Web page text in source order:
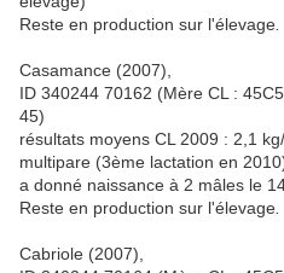
Reste en production sur l'élevage
Casamance (2007),
ID 340244 70162 (Mère CL :
45)
résultats moyens CL 2009 : 2,1
multipare (3ème lactation en
a donné naissance à 2 mâles le
Reste en production sur l'élevage
Cabriole (2007),